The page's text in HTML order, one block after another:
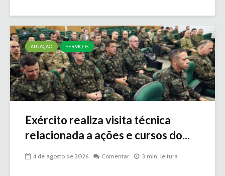
ATUAÇÃO SERVIÇOS
Exército realiza visita técnica
relacionada a ações e cursos do...
4 de agosto de 2026 Comentar 3 min. leitura